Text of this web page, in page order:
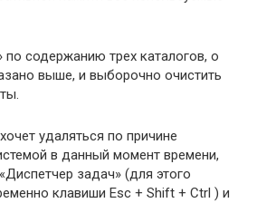
по содержанию трех каталогов, о
выше, и выборочно очистить
удаляться по причине
в данный момент времени,
задач» (для этого
клавиши Esc + Shift + Ctrl ) и